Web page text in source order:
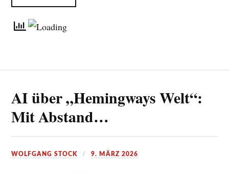
AI über „Hemingways Welt“:
Mit Abstand…
WOLFGANG STOCK 9. MÄRZ 2026